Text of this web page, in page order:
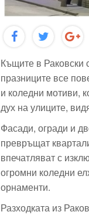
Къщите в Раковски
празниците все
и коледни мотиви,
дух на улиците,
Фасади, огради и
превръщат
впечатляват с
огромни коледни
орнаменти.
Разходката из